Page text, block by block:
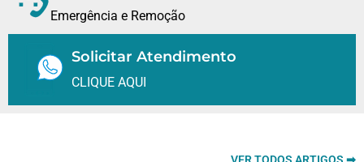
Emergência e Remoção
Solicitar Atendimento
CLIQUE AQUI
VER TODOS ARTIGOS ➡